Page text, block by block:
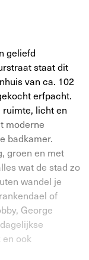
geliefd
staat dit
van ca. 102
erfpacht.
licht en
moderne
badkamer.
groen en met
wat de stad zo
wandel je
of
George
ook